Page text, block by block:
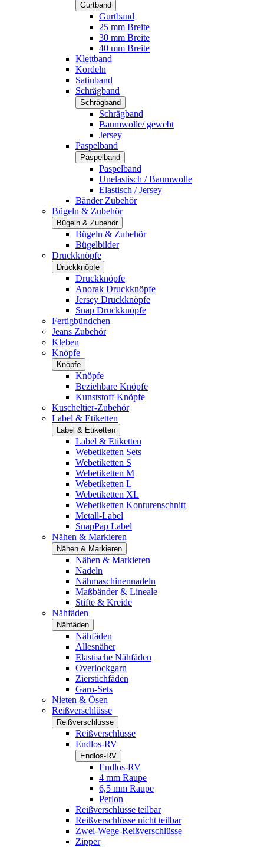
Gurtband
Gurtband
25 mm Breite
30 mm Breite
40 mm Breite
Klettband
Kordeln
Satinband
Schrägband
Schrägband
Schrägband
Baumwolle/ gewebt
Jersey
Paspelband
Paspelband
Paspelband
Unelastisch / Baumwolle
Elastisch / Jersey
Bänder Zubehör
Bügeln & Zubehör
Bügeln & Zubehör
Bügeln & Zubehör
Bügelbilder
Druckknöpfe
Druckknöpfe
Druckknöpfe
Anorak Druckknöpfe
Jersey Druckknöpfe
Snap Druckknöpfe
Fertigbündchen
Jeans Zubehör
Kleben
Knöpfe
Knöpfe
Knöpfe
Beziehbare Knöpfe
Kunststoff Knöpfe
Kuscheltier-Zubehör
Label & Etiketten
Label & Etiketten
Label & Etiketten
Webetiketten Sets
Webetiketten S
Webetiketten M
Webetiketten L
Webetiketten XL
Webetiketten Konturenschnitt
Metall-Label
SnapPap Label
Nähen & Markieren
Nähen & Markieren
Nähen & Markieren
Nadeln
Nähmaschinennadeln
Maßbänder & Lineale
Stifte & Kreide
Nähfäden
Nähfäden
Nähfäden
Allesnäher
Elastische Nähfäden
Overlockgarn
Zierstichfäden
Garn-Sets
Nieten & Ösen
Reißverschlüsse
Reißverschlüsse
Reißverschlüsse
Endlos-RV
Endlos-RV
Endlos-RV
4 mm Raupe
6,5 mm Raupe
Perlon
Reißverschlüsse teilbar
Reißverschlüsse nicht teilbar
Zwei-Wege-Reißverschlüsse
Zipper